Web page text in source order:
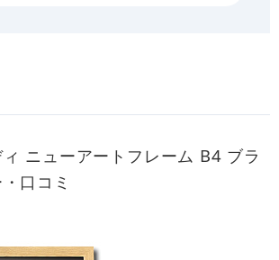
ニューアートフレーム B4 ブラ
口コミ